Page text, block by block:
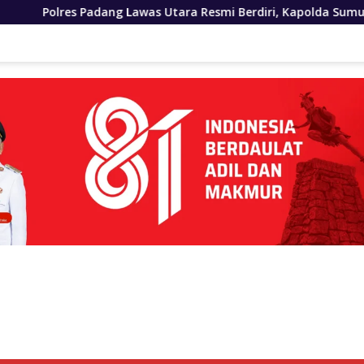
Lawas Utara Resmi Berdiri, Kapolda Sumut Tekankan